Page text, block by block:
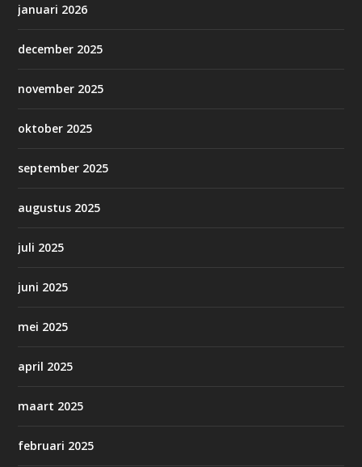
januari 2026
december 2025
november 2025
oktober 2025
september 2025
augustus 2025
juli 2025
juni 2025
mei 2025
april 2025
maart 2025
februari 2025